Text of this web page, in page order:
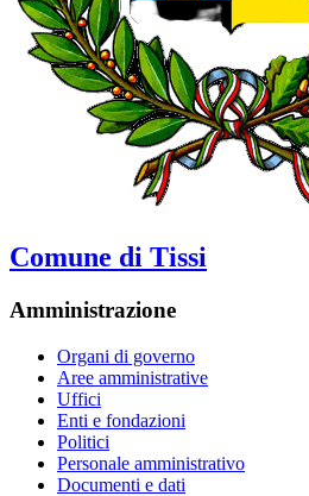
Comune di Tissi
Amministrazione
Organi di governo
Aree amministrative
Uffici
Enti e fondazioni
Politici
Personale amministrativo
Documenti e dati